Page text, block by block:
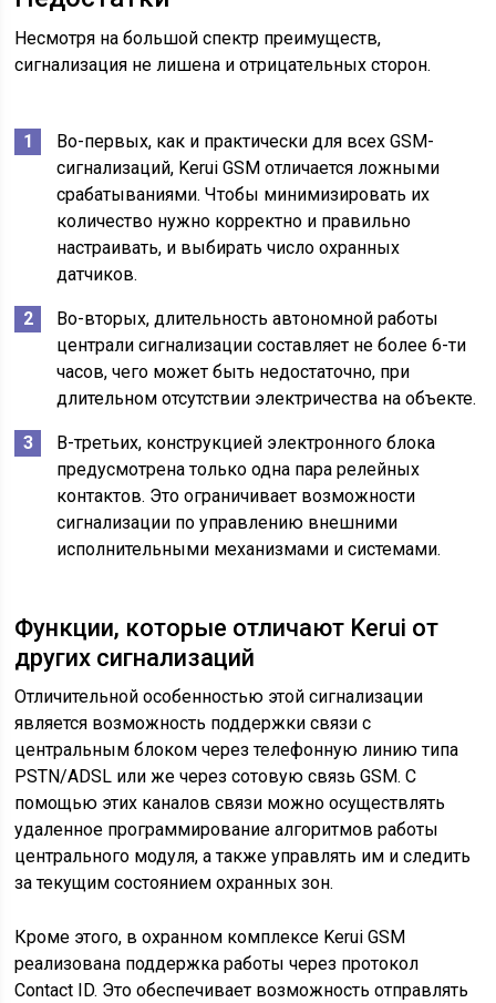
Несмотря на большой спектр преимуществ,
сигнализация не лишена и отрицательных сторон.
Во-первых, как и практически для всех GSM-
сигнализаций, Kerui GSM отличается ложными
срабатываниями. Чтобы минимизировать их
количество нужно корректно и правильно
настраивать, и выбирать число охранных
датчиков.
Во-вторых, длительность автономной работы
централи сигнализации составляет не более 6-ти
часов, чего может быть недостаточно, при
длительном отсутствии электричества на объекте.
В-третьих, конструкцией электронного блока
предусмотрена только одна пара релейных
контактов. Это ограничивает возможности
сигнализации по управлению внешними
исполнительными механизмами и системами.
Функции, которые отличают Kerui от
других сигнализаций
Отличительной особенностью этой сигнализации
является возможность поддержки связи с
центральным блоком через телефонную линию типа
PSTN/ADSL или же через сотовую связь GSM. С
помощью этих каналов связи можно осуществлять
удаленное программирование алгоритмов работы
центрального модуля, а также управлять им и следить
за текущим состоянием охранных зон.
Кроме этого, в охранном комплексе Kerui GSM
реализована поддержка работы через протокол
Contact ID. Это обеспечивает возможность отправлять